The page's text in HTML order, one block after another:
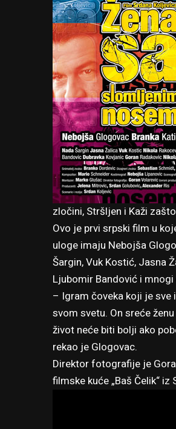
zločini, Stršljen i Kaži
Ovo je prvi srpski film u
uloge imaju Nebojša
Šargin, Vuk Kostić, Jasna
Ljubomir Bandović i
– Igram čoveka koji je sve
svom svetu. On sreće
život neće biti bolji ako
rekao je Glogovac.
Direktor fotografije je
filmske kuće „Baš Čelik“